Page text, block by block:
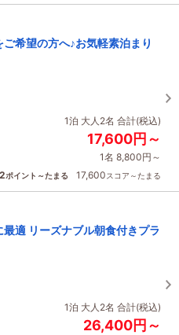
希望の方へ♪お気軽素泊まり
1泊 大人2名 合計(税込)
17,600円～
1名 8,800円～
ポイント～たまる 17,600スコア～たまる
最適 リーズナブル朝食付きプラ
1泊 大人2名 合計(税込)
26,400円～